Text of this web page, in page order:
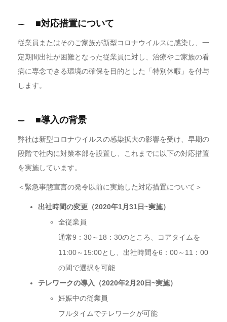
■対応措置について
従業員またはそのご家族が新型コロナウイルスに感染し、一
定期間出社が困難となった従業員に対し、治療やご家族の看
病に専念できる環境の確保を目的とした「特別休暇」を付与
します。
■導入の背景
弊社は新型コロナウイルスの感染拡大の影響を受け、早期の
段階で社内に対策本部を設置し、これまでに以下の対応措置
を実施しています。
＜緊急事態宣言の発令以前に実施した対応措置について＞
出社時間の変更（2020年1月31日~実施）
全従業員
通常9：30～18：30のところ、コアタイムを
11:00～15:00とし、出社時間を6：00～11：00
の間で選択を可能
テレワークの導入（2020年2月20日~実施）
妊娠中の従業員
フルタイムでテレワークが可能